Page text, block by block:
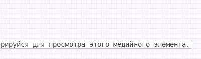
для просмотра этого медийного элемента.